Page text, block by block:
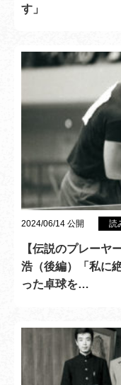
す」
2024/06/14 公開 読
【伝説のプレー
浩（後編）「私に
った卓球を…